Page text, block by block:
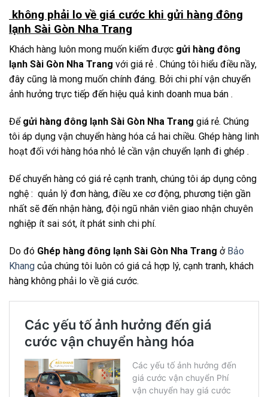
không phải lo về giá cước khi gửi hàng đông
lạnh Sài Gòn Nha Trang
Khách hàng luôn mong muốn kiếm được gửi hàng đông
lạnh Sài Gòn Nha Trang với giá rẻ . Chúng tôi hiểu điều nầy,
đây cũng là mong muốn chính đáng. Bởi chi phí vận chuyển
ảnh hưởng trực tiếp đến hiệu quả kinh doanh mua bán .
Đểgửi hàng đông lạnh Sài Gòn Nha Trang giá rẻ. Chúng
tôi áp dụng vận chuyển hàng hóa cả hai chiều. Ghép hàng linh
hoạt đối với hàng hóa nhỏ lẻ cần vận chuyển lạnh đi ghép .
Để chuyển hàng có giá rẻ cạnh tranh, chúng tôi áp dụng công
nghệ : quản lý đơn hàng, điều xe cơ động, phương tiện gần
nhất sẽ đến nhận hàng, đội ngũ nhân viên giao nhận chuyên
nghiệp ít sai sót, ít phát sinh chi phí.
Do đó Ghép hàng đông lạnh Sài Gòn Nha Trang ở Bảo
Khang của chúng tôi luôn có giá cả hợp lý, cạnh tranh, khách
hàng không phải lo về giá cước.